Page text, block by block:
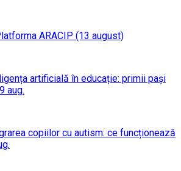
ARACIP (13 august)
artificială în educație: primii pași
aug.
copiilor cu autism: ce funcționează